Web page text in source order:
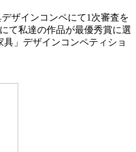
ザインコンペにて1次審査を
て私達の作品が最優秀賞に選
」デザインコンペティショ